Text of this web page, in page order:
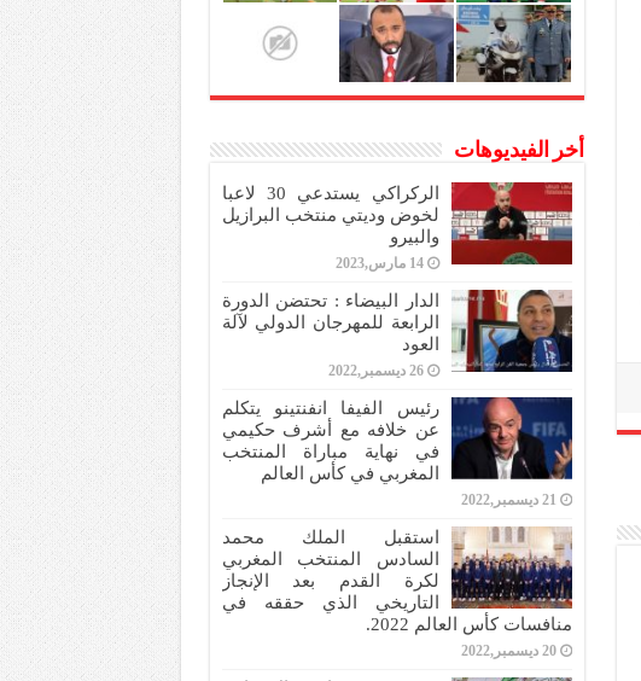
أخر الفيديوهات
الركراكي يستدعي 30 لاعبا
لخوض وديتي منتخب البرازيل
والبيرو
14 مارس,2023
الدار البيضاء : تحتضن الدورة
الرابعة للمهرجان الدولي لآلة
العود
26 ديسمبر,2022
رئيس الفيفا انفنتينو يتكلم
عن خلافه مع أشرف حكيمي
في نهاية مباراة المنتخب
المغربي في كأس العالم
21 ديسمبر,2022
استقبل الملك محمد
السادس المنتخب المغربي
لكرة القدم بعد الإنجاز
التاريخي الذي حققه في
منافسات كأس العالم 2022.
20 ديسمبر,2022